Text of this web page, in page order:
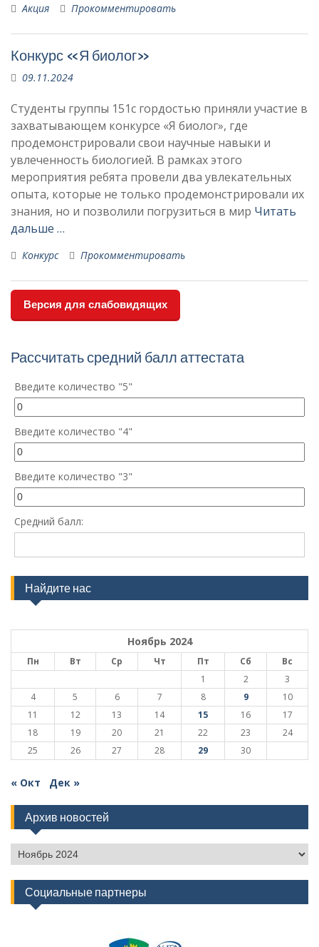
Акция Прокомментировать
Конкурс «Я биолог»
09.11.2024
Студенты группы 151с гордостью приняли участие в
захватывающем конкурсе «Я биолог», где
продемонстрировали свои научные навыки и
увлеченность биологией. В рамках этого
мероприятия ребята провели два увлекательных
опыта, которые не только продемонстрировали их
знания, но и позволили погрузиться в мир Читать
дальше …
Конкурс Прокомментировать
Версия для слабовидящих
Рассчитать средний балл аттестата
Введите количество "5"
Введите количество "4"
Введите количество "3"
Средний балл:
Найдите нас
Ноябрь 2024
Пн Вт Ср Чт Пт Сб
Вс
1
2
3
4
5 6 7 8 9
10
11
12 13 14 15 16
17
18
19 20 21 22 23
24
25
26 27 28 29 30
« Окт Дек »
Архив новостей
Архив
новостей
Социальные партнеры